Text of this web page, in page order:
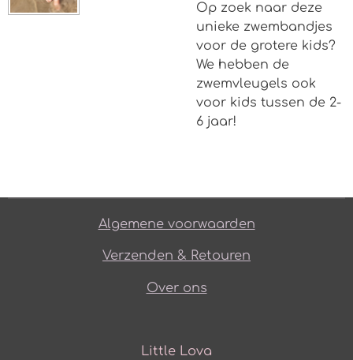
Op zoek naar deze
unieke zwembandjes
voor de grotere kids?
We hebben de
zwemvleugels ook
voor kids tussen de 2-
6 jaar!
Algemene voorwaarden
Verzenden & Retouren
Over ons
Little Lova